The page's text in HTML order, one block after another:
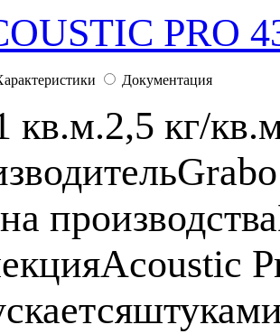
PRO
Документация
кв.м.2,5 кг/
Grabo
производства
Acoustic